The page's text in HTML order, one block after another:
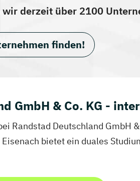
derzeit über 2100
finden!
GmbH & Co. KG -
Randstad Deutschland GmbH
bietet ein duales